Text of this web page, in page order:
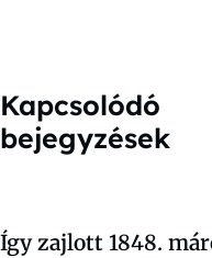
Kapcsolódó
bejegyzések
Így zajlott 1848.